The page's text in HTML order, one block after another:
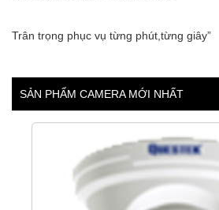
Với phương
Trân trọng phục vụ từng phút,từng giây”
SẢN PHẨM CAMERA MỚI NHẤT